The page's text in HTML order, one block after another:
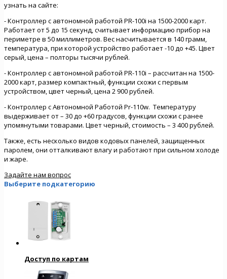
узнать на сайте:
- Контроллер с автономной работой PR-100i на 1500-2000 карт.
Работает от 5 до 15 секунд, считывает информацию прибор на
периметре в 50 миллиметров. Вес насчитывается в 140 грамм,
температура, при которой устройство работает -10 до +45. Цвет
серый, цена – полторы тысячи рублей.
- Контроллер с автономной работой PR-110i – рассчитан на 1500-
2000 карт, размер компактный, функции схожи с первым
устройством, цвет черный, цена 2 900 рублей.
- Контроллер с Автономной Работой Pr-110w. Температуру
выдерживает от – 30 до +60 градусов, функции схожи с ранее
упомянутыми товарами. Цвет черный, стоимость – 3 400 рублей.
Также, есть несколько видов кодовых панелей, защищенных
паролем, они отталкивают влагу и работают при сильном холоде
и жаре.
Задайте нам вопрос
Выберите подкатегорию
Доступ по картам